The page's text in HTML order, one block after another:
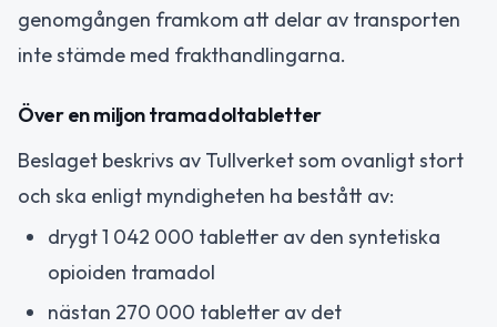
genomgången framkom att delar av transporten
inte stämde med frakthandlingarna.
Över en miljon tramadoltabletter
Beslaget beskrivs av Tullverket som ovanligt stort
och ska enligt myndigheten ha bestått av:
drygt 1 042 000 tabletter av den syntetiska
opioiden tramadol
nästan 270 000 tabletter av det